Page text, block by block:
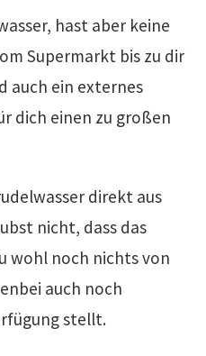
hast aber keine
Supermarkt bis zu dir
auch ein externes
dich einen zu großen
direkt aus
nicht, dass das
wohl noch nichts von
auch noch
stellt.